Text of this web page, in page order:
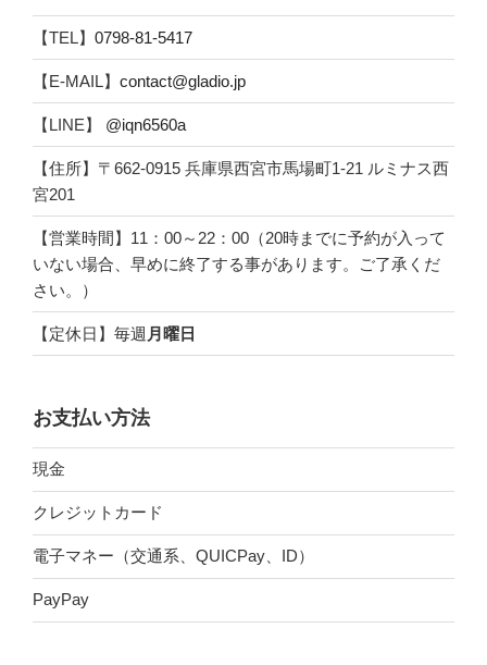
【TEL】 0798-81-5417
【E-MAIL】 contact@gladio.jp
【LINE】 @iqn6560a
【住所】〒662-0915 兵庫県西宮市馬場町1-21 ルミナス西
宮201
【営業時間】11：00～22：00（20時までに予約が入って
いない場合、早めに終了する事があります。ご了承くだ
さい。）
【定休日】毎週 月曜日
お支払い方法
現金
クレジットカード
電子マネー（交通系、QUICPay、ID）
PayPay